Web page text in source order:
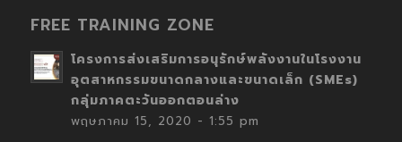
FREE TRAINING ZONE
โครงการส่งเสริมการอนุรักษ์พลังงานในโรงงาน
อุตสาหกรรมขนาดกลางและขนาดเล็ก (SMEs)
กลุ่มภาคตะวันออกตอนล่าง
พฤษภาคม 15, 2020 - 1:55 pm